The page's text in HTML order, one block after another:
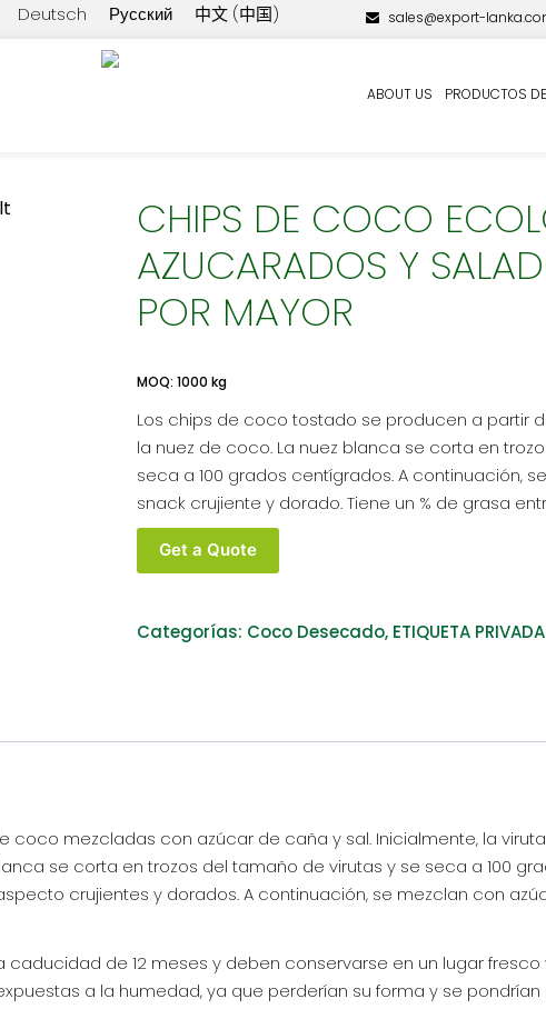
Deutsch Русский 中文 (中国) sales@export-
ABOUT US PRODUCTOS
AZUCARADOS Y SALADOS AL POR MAYOR
CHIPS DE COCO
AZUCARADOS Y
POR MAYOR
MOQ: 1000 kg
Los chips de coco tostado se producen a partir
la nuez de coco. La nuez blanca se corta en
seca a 100 grados centígrados. A continuación,
snack crujiente y dorado. Tiene un % de grasa
CHIPS
DE
ECOLÓGICOS
AZUCARADOS
Get a Quote
Categorías: Coco Desecado, ETIQUETA PRIVADA
coco mezcladas con azúcar de caña y sal. Inicialmente, la
se corta en trozos del tamaño de virutas y se seca a 100
crujientes y dorados. A continuación, se mezclan con
de 12 meses y deben conservarse en un lugar fresco
a la humedad, ya que perderían su forma y se pondrían